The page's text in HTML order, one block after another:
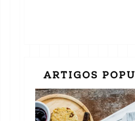
ARTIGOS